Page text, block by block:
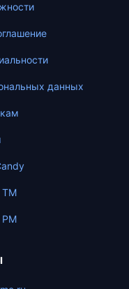
данных
ТМ